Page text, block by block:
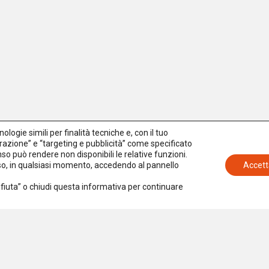
simili per finalità tecniche e, con il tuo
e “targeting e pubblicità” come specificato
può rendere non disponibili le relative funzioni.
in qualsiasi momento, accedendo al pannello
o chiudi questa informativa per continuare